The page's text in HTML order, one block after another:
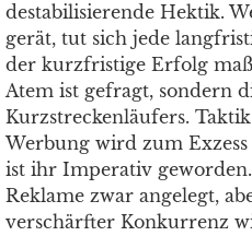
destabilisierende Hektik.
gerät, tut sich jede
der kurzfristige Erfolg
Atem ist gefragt, sondern
Kurzstreckenläufers.
Werbung wird zum
ist ihr Imperativ
Reklame zwar angelegt,
verschärfter Konkurrenz